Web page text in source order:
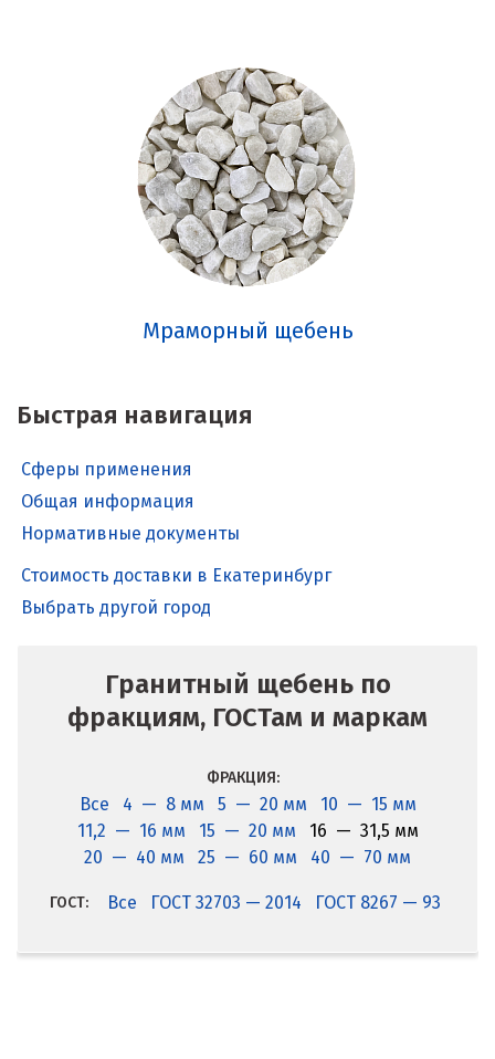
Мраморный щебень
Быстрая навигация
Сферы применения
Общая информация
Нормативные документы
Стоимость доставки в Екатеринбург
Выбрать другой город
Гранитный щебень по
фракциям, ГОСТам и маркам
ФРАКЦИЯ:
Все 4 — 8 мм 5 — 20 мм
10 — 15 мм
11,2 — 16 мм
15 — 20 мм
16 — 31,5 мм
20 — 40 мм
25 — 60 мм 40 — 70 мм
ГОСТ: Все ГОСТ 32703 — 2014 ГОСТ 8267 — 93